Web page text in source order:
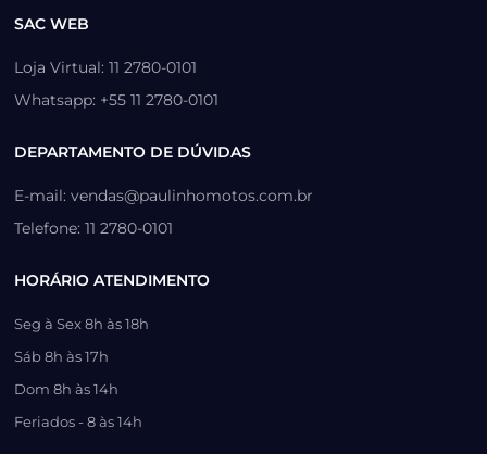
SAC WEB
Loja Virtual: 11 2780-0101
Whatsapp: +55 11 2780-0101
DEPARTAMENTO DE DÚVIDAS
E-mail: vendas@paulinhomotos.com.br
Telefone: 11 2780-0101
HORÁRIO ATENDIMENTO
Seg à Sex 8h às 18h
Sáb 8h às 17h
Dom 8h às 14h
Feriados - 8 às 14h